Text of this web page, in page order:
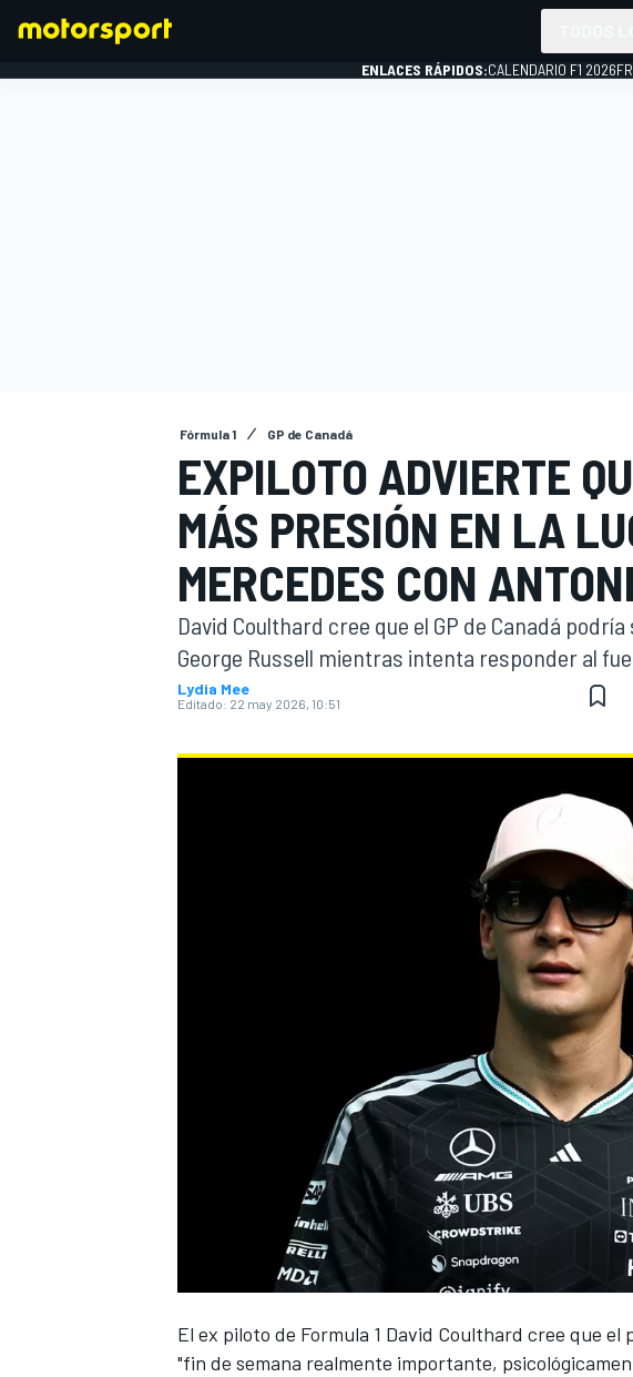
INDYCAR
ENLACES RÁPIDOS:CALENDARIO F1 2026
Fórmula 1 GP de Canadá
EXPILOTO ADVIERTE
MÁS PRESIÓN EN LA
MERCEDES CON
David Coulthard cree que el GP de Canadá
George Russell mientras intenta responder al
Lydia Mee
Editado: 22 may 2026, 10:51
El ex piloto de Formula 1 David Coulthard cree que el
"fin de semana realmente importante,